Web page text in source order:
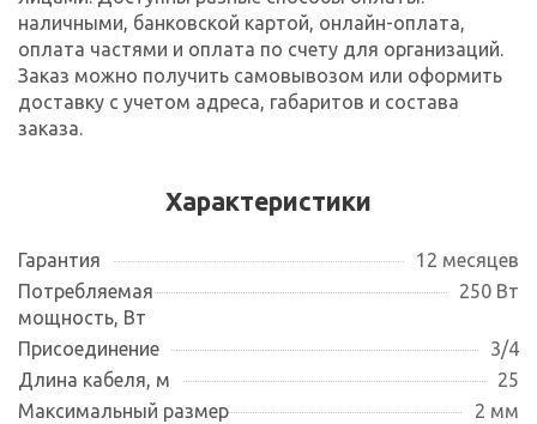
наличными, банковской картой, онлайн-оплата,
оплата частями и оплата по счету для организаций.
Заказ можно получить самовывозом или оформить
доставку с учетом адреса, габаритов и состава
заказа.
Характеристики
Гарантия
12 месяцев
Потребляемая
мощность, Вт
250 Вт
Присоединение
3/4
Длина кабеля, м
25
Максимальный размер
2 мм